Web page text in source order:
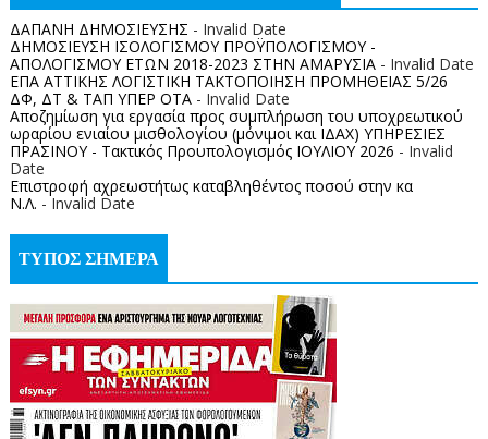
ΔΑΠΑΝΗ ΔΗΜΟΣΙΕΥΣΗΣ - Invalid Date
ΔΗΜΟΣΙΕΥΣΗ ΙΣΟΛΟΓΙΣΜΟΥ ΠΡΟΫΠΟΛΟΓΙΣΜΟΥ -
ΑΠΟΛΟΓΙΣΜΟΥ ΕΤΩΝ 2018-2023 ΣΤΗΝ ΑΜΑΡΥΣΙΑ- Invalid Date
ΕΠΑ ΑΤΤΙΚΗΣ ΛΟΓΙΣΤΙΚΗ ΤΑΚΤΟΠΟΙΗΣΗ ΠΡΟΜΗΘΕΙΑΣ 5/26
ΔΦ, ΔΤ & ΤΑΠ ΥΠΕΡ ΟΤΑ- Invalid Date
Αποζημίωση για εργασία προς συμπλήρωση του υποχρεωτικού
ωραρίου ενιαίου μισθολογίου (μόνιμοι και ΙΔΑΧ) ΥΠΗΡΕΣΙΕΣ
ΠΡΑΣΙΝΟΥ - Τακτικός Προυπολογισμός ΙΟΥΛΙΟΥ 2026 - Invalid
Date
Επιστροφή αχρεωστήτως καταβληθέντος ποσoύ στην κα
Ν.Λ. - Invalid Date
ΤΥΠΟΣ ΣΗΜΕΡΑ